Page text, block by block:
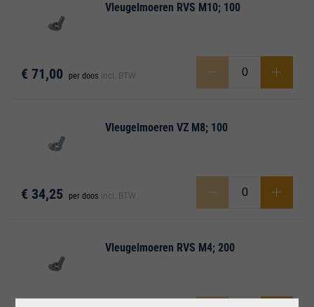
Vleugelmoeren RVS M10; 100
€ 71,00 per doos incl. BTW
Vleugelmoeren VZ M8; 100
€ 34,25 per doos incl. BTW
Vleugelmoeren RVS M4; 200